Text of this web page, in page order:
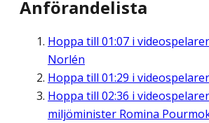
Anförandelista
Hoppa till 01:07 i
Norlén
Hoppa till 01:29 i
Hoppa till 02:36 i
miljöminister Romina